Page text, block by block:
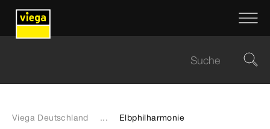
Viega Deutschland ... Elbphilharmonie